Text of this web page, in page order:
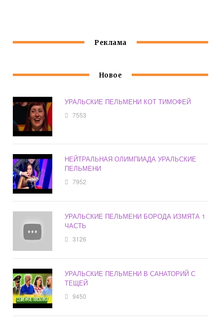
Реклама
Новое
УРАЛЬСКИЕ ПЕЛЬМЕНИ КОТ ТИМОФЕЙ
7553
НЕЙТРАЛЬНАЯ ОЛИМПИАДА УРАЛЬСКИЕ
ПЕЛЬМЕНИ
7952
УРАЛЬСКИЕ ПЕЛЬМЕНИ БОРОДА ИЗМЯТА 1
ЧАСТЬ
3126
УРАЛЬСКИЕ ПЕЛЬМЕНИ В САНАТОРИЙ С
ТЕЩЕЙ
9450